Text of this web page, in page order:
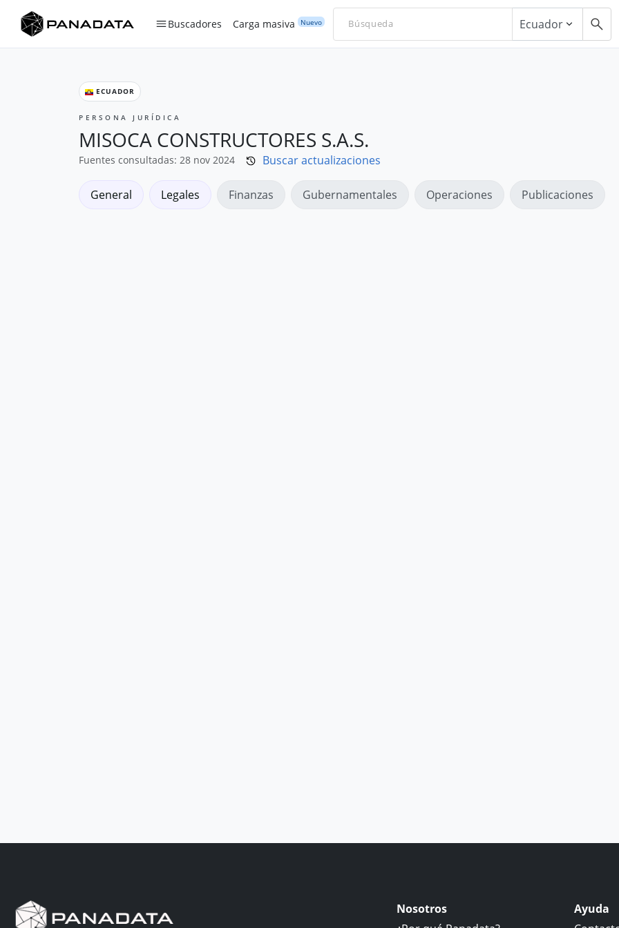
Buscadores Carga masiva Nuevo Ecuador
ECUADOR
PERSONA JURÍDICA
MISOCA CONSTRUCTORES S.A.S.
Fuentes consultadas: 28 nov 2024 Buscar actualizaciones
General Legales Finanzas Gubernamentales Operaciones Publicaciones
Nosotros
Ayuda